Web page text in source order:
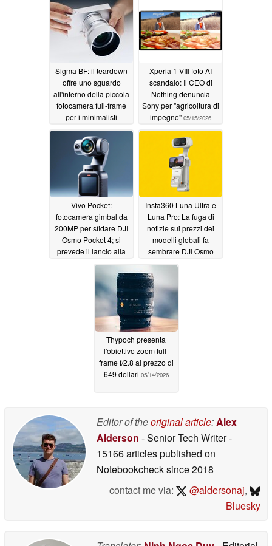
05/15/2026
Sigma BF: il teardown
offre uno sguardo
all'interno della piccola
fotocamera full-frame
per i minimalisti
05/15/2026
Xperia 1 VIII foto AI
scandalo: Il CEO di
Nothing denuncia
Sony per "agricoltura di
impegno" 05/15/2026
Vivo Pocket:
fotocamera gimbal da
200MP per sfidare DJI
Osmo Pocket 4; si
prevede il lancio alla
fine del 202605/15/2026
Insta360 Luna Ultra e
Luna Pro: La fuga di
notizie sui prezzi dei
modelli globali fa
sembrare DJI Osmo
Pocket 4 economico
Thypoch presenta
l'obiettivo zoom full-
frame f/2.8 al prezzo di
649 dollari 05/14/2026
Editor of theoriginal article:Alex
Alderson - Senior Tech Writer-
15166 articles published on
Notebookchecksince 2018
contact me via:
@aldersonaj,
Bluesky